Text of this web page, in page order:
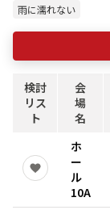
雨に濡れない
検討
リス
ト
会
場
名
ホ
ー
ル
10A